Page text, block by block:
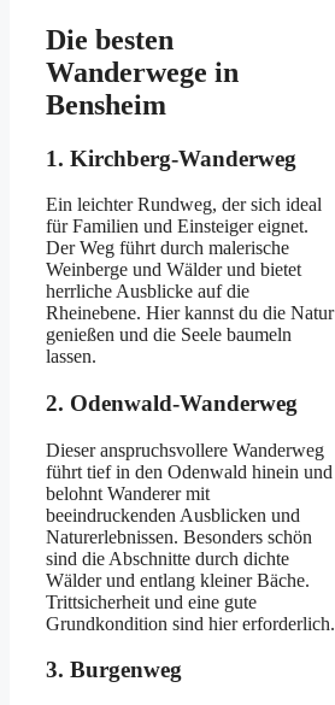
Die besten
Wanderwege in
Bensheim
1. Kirchberg-Wanderweg
Ein leichter Rundweg, der sich ideal
für Familien und Einsteiger eignet.
Der Weg führt durch malerische
Weinberge und Wälder und bietet
herrliche Ausblicke auf die
Rheinebene. Hier kannst du die Natur
genießen und die Seele baumeln
lassen.
2. Odenwald-Wanderweg
Dieser anspruchsvollere Wanderweg
führt tief in den Odenwald hinein und
belohnt Wanderer mit
beeindruckenden Ausblicken und
Naturerlebnissen. Besonders schön
sind die Abschnitte durch dichte
Wälder und entlang kleiner Bäche.
Trittsicherheit und eine gute
Grundkondition sind hier erforderlich.
3. Burgenweg